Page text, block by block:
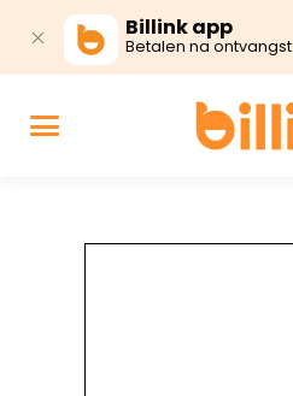
Billink app
Betalen na ontvangst